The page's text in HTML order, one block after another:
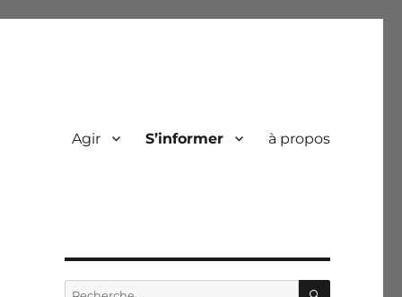
Agir S’informer à propos
Recherche